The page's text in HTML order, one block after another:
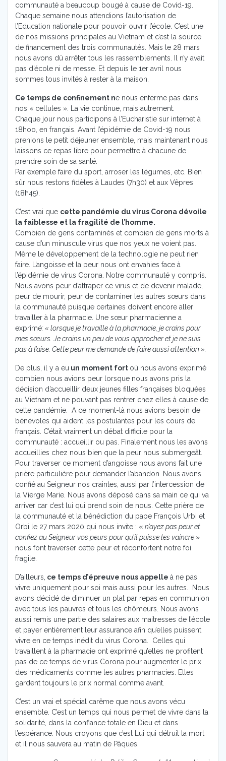
communauté a beaucoup bougé à cause de Covid-19.
Chaque semaine nous attendions l’autorisation de
l’Education nationale pour pouvoir ouvrir l’école. C’est une
de nos missions principales au Vietnam et c’est la source
de financement des trois communautés. Mais le 28 mars
nous avons dû arrêter tous les rassemblements. Il n’y avait
pas d’école ni de messe. Et depuis le 1er avril nous
sommes tous invités à rester à la maison.
Ce temps de confinement ne nous enferme pas dans
nos « cellules ». La vie continue, mais autrement.
Chaque jour nous participons à l’Eucharistie sur internet à
18hoo, en français. Avant l’épidémie de Covid-19 nous
prenions le petit déjeuner ensemble, mais maintenant nous
laissons ce repas libre pour permettre à chacune de
prendre soin de sa santé.
Par exemple faire du sport, arroser les légumes, etc. Bien
sûr nous restons fidèles à Laudes (7h30) et aux Vêpres
(18h45).
C’est vrai que cette pandémie du virus Corona dévoile
la faiblesse et la fragilité de l’homme.
Combien de gens contaminés et combien de gens morts à
cause d’un minuscule virus que nos yeux ne voient pas.
Même le développement de la technologie ne peut rien
faire. L’angoisse et la peur nous ont envahies face à
l’épidémie de virus Corona. Notre communauté y compris.
Nous avons peur d’attraper ce virus et de devenir malade,
peur de mourir, peur de contaminer les autres sœurs dans
la communauté puisque certaines doivent encore aller
travailler à la pharmacie. Une sœur pharmacienne a
exprimé: « lorsque je travaille à la pharmacie, je crains pour
mes sœurs. Je crains un peu de vous approcher et je ne suis
pas à l’aise. Cette peur me demande de faire aussi attention ».
De plus, il y a eu un moment fort où nous avons exprimé
combien nous avions peur lorsque nous avons pris la
décision d’accueillir deux jeunes filles françaises bloquées
au Vietnam et ne pouvant pas rentrer chez elles à cause de
cette pandémie. A ce moment-là nous avions besoin de
bénévoles qui aident les postulantes pour les cours de
français. C’était vraiment un débat difficile pour la
communauté : accueillir ou pas. Finalement nous les avons
accueillies chez nous bien que la peur nous submergeât.
Pour traverser ce moment d’angoisse nous avons fait une
prière particulière pour demander l’abandon. Nous avons
confié au Seigneur nos craintes, aussi par l’intercession de
la Vierge Marie. Nous avons déposé dans sa main ce qui va
arriver car c’est lui qui prend soin de nous. Cette prière de
la communauté et la bénédiction du pape François Urbi et
Orbi le 27 mars 2020 qui nous invite : « n’ayez pas peur et
confiez au Seigneur vos peurs pour qu’il puisse les vaincre »
nous font traverser cette peur et réconfortent notre foi
fragile.
D’ailleurs, ce temps d’épreuve nous appelle à ne pas
vivre uniquement pour soi mais aussi pour les autres. Nous
avons décidé de diminuer un plat par repas en communion
avec tous les pauvres et tous les chômeurs. Nous avons
aussi remis une partie des salaires aux maitresses de l’école
et payer entièrement leur assurance afin qu’elles puissent
vivre en ce temps inédit du virus Corona. Celles qui
travaillent à la pharmacie ont exprimé qu’elles ne profitent
pas de ce temps de virus Corona pour augmenter le prix
des médicaments comme les autres pharmacies. Elles
gardent toujours le prix normal comme avant.
C’est un vrai et spécial carême que nous avons vécu
ensemble. C’est un temps qui nous permet de vivre dans la
solidarité, dans la confiance totale en Dieu et dans
l’espérance. Nous croyons que c’est Lui qui détruit la mort
et il nous sauvera au matin de Pâques.